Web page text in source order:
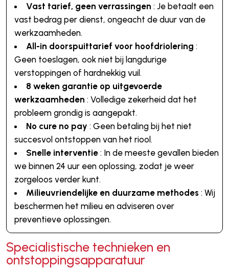
Vast tarief, geen verrassingen : Je betaalt een
vast bedrag per dienst, ongeacht de duur van de
werkzaamheden.
All-in doorspuittarief voor hoofdriolering :
Geen toeslagen, ook niet bij langdurige
verstoppingen of hardnekkig vuil.
8 weken garantie op uitgevoerde
werkzaamheden : Volledige zekerheid dat het
probleem grondig is aangepakt.
No cure no pay : Geen betaling bij het niet
succesvol ontstoppen van het riool.
Snelle interventie: In de meeste gevallen bieden
we binnen 24 uur een oplossing, zodat je weer
zorgeloos verder kunt.
Milieuvriendelijke en duurzame methodes : Wij
beschermen het milieu en adviseren over
preventieve oplossingen.
Specialistische technieken en
ontstoppingsapparatuur